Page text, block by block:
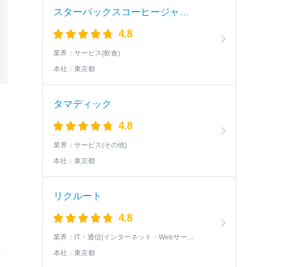
4.8
業界： サービス(飲食)
本社： 東京都
タマディック
4.8
業界： サービス(その他)
本社： 東京都
リクルート
4.8
業界：
本社： 東京都